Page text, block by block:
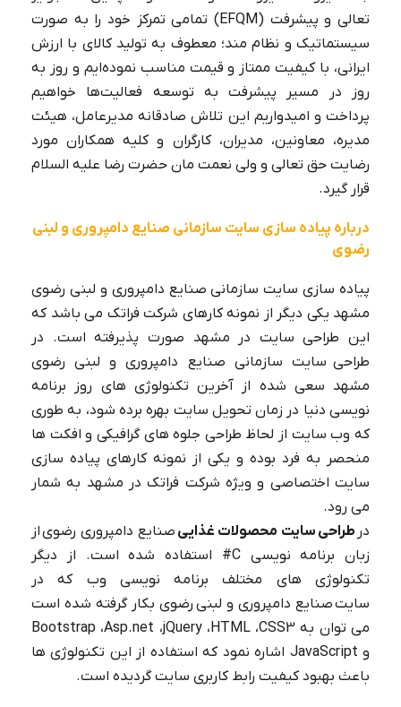
تعالی و پیشرفت (EFQM) تمامی تمرکز خود را به صورت
سیستماتیک و نظام مند؛ معطوف به تولید کالای با ارزش
ایرانی، با کیفیت ممتاز و قیمت مناسب نموده‌ایم و روز به
روز در مسیر پیشرفت به توسعه فعالیت‌ها خواهیم
پرداخت و امیدواریم این تلاش صادقانه مدیرعامل، هیئت
مدیره، معاونین، مدیران، کارگران و کلیه همکاران مورد
رضایت حق تعالی و ولی نعمت مان حضرت رضا علیه السلام
قرار گیرد.
درباره پیاده سازی سایت سازمانی صنایع دامپروری و لبنی
رضوی
پیاده سازی سایت سازمانی صنایع دامپروری و لبنی رضوی
مشهد یکی دیگر از نمونه کارهای شرکت فراتک می باشد که
این طراحی سایت در مشهد صورت پذیرفته است. در
طراحی سایت سازمانی صنایع دامپروری و لبنی رضوی
مشهد سعی شده از آخرین تکنولوژی های روز برنامه
نویسی دنیا در زمان تحویل سایت بهره برده شود، به طوری
که وب سایت از لحاظ طراحی جلوه های گرافیکی و افکت ها
منحصر به فرد بوده و یکی از نمونه کارهای پیاده سازی
سایت اختصاصی و ویژه شرکت فراتک در مشهد به شمار
می رود.
در طراحی سایت محصولات غذایی صنایع دامپروری رضوی از
زبان برنامه نویسی C# استفاده شده است. از دیگر
تکنولوژی های مختلف برنامه نویسی وب که در
سایت صنایع دامپروری و لبنی رضوی بکار گرفته شده است
می توان به Bootstrap ،Asp.net ،jQuery ،HTML ،CSS3
و JavaScript اشاره نمود که استفاده از این تکنولوژی ها
باعث بهبود کیفیت رابط کاربری سایت گردیده است.